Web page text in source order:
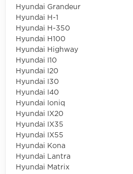
Hyundai Grandeur
Hyundai H-1
Hyundai H-350
Hyundai H100
Hyundai Highway
Hyundai I10
Hyundai I20
Hyundai I30
Hyundai I40
Hyundai Ioniq
Hyundai IX20
Hyundai IX35
Hyundai IX55
Hyundai Kona
Hyundai Lantra
Hyundai Matrix